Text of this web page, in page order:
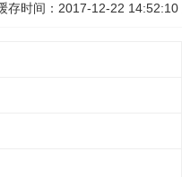
存时间： 2017-12-22 14:52:10